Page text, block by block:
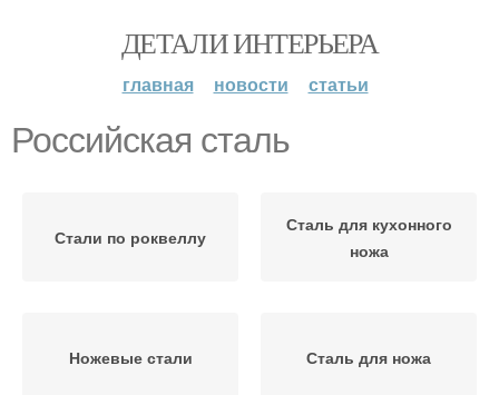
ДЕТАЛИ ИНТЕРЬЕРА
главная новости статьи
Российская сталь
Стали по роквеллу
Сталь для кухонного
ножа
Ножевые стали Сталь для ножа